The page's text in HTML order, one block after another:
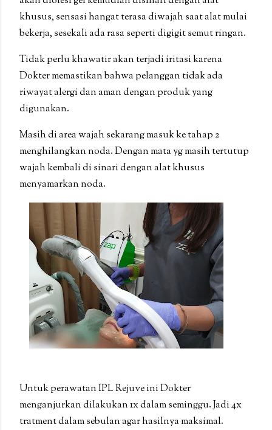
khusus, sensasi hangat terasa diwajah saat alat mulai
bekerja, sesekali ada rasa seperti digigit semut ringan.
Tidak perlu khawatir akan terjadi iritasi karena
Dokter memastikan bahwa pelanggan tidak ada
riwayat alergi dan aman dengan produk yang
digunakan.
Masih di area wajah sekarang masuk ke tahap 2
menghilangkan noda. Dengan mata yg masih tertutup
wajah kembali di sinari dengan alat khusus
menyamarkan noda.
Untuk perawatan IPL Rejuve ini Dokter
menganjurkan dilakukan 1x dalam seminggu. Jadi 4x
tratment dalam sebulan agar hasilnya maksimal.